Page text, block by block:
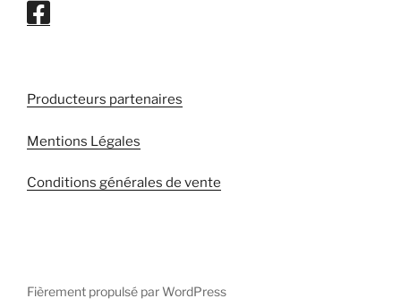
Producteurs partenaires
Mentions Légales
Conditions générales de vente
Fièrement propulsé par WordPress